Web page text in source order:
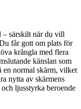
– särskilt när du vill
får gott om plats för
krångla med flera
känslan som
en normal skärm, vilket
nytta av skärmens
ljusstyrka beroende